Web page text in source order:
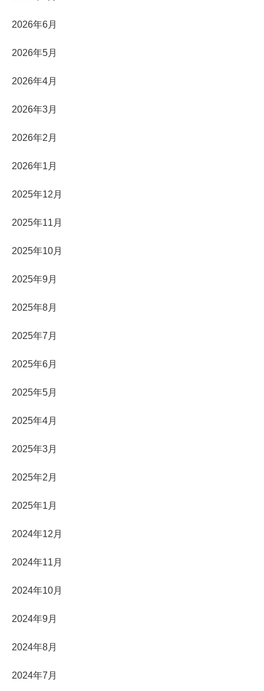
2026年6月
2026年5月
2026年4月
2026年3月
2026年2月
2026年1月
2025年12月
2025年11月
2025年10月
2025年9月
2025年8月
2025年7月
2025年6月
2025年5月
2025年4月
2025年3月
2025年2月
2025年1月
2024年12月
2024年11月
2024年10月
2024年9月
2024年8月
2024年7月